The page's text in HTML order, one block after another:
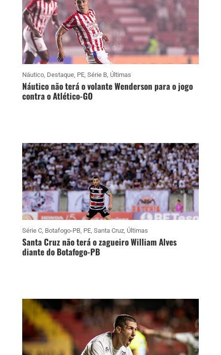
Náutico, Destaque, PE, Série B, Últimas
Náutico não terá o volante Wenderson para o jogo
contra o Atlético-GO
Série C, Botafogo-PB, PE, Santa Cruz, Últimas
Santa Cruz não terá o zagueiro William Alves
diante do Botafogo-PB